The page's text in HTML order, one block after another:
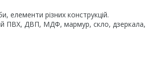
елементи різних конструкцій.
ПВХ, ДВП, МДФ, мармур, скло, дзеркала,